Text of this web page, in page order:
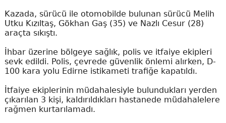
Kazada, sürücü ile otomobilde bulunan sürücü Melih
Utku Kızıltaş, Gökhan Gaş (35) ve Nazlı Cesur (28)
araçta sıkıştı.
İhbar üzerine bölgeye sağlık, polis ve itfaiye ekipleri
sevk edildi. Polis, çevrede güvenlik önlemi alırken, D-
100 kara yolu Edirne istikameti trafiğe kapatıldı.
İtfaiye ekiplerinin müdahalesiyle bulundukları yerden
çıkarılan 3 kişi, kaldırıldıkları hastanede müdahalelere
rağmen kurtarılamadı.